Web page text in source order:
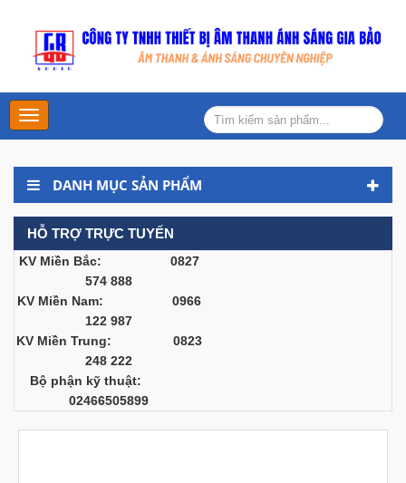
Main
Menu
DANH MỤC SẢN PHẨM
HỖ TRỢ TRỰC TUYẾN
KV Miền Bắc: 0827
574 888
KV Miền Nam: 0966
122 987
KV Miền Trung: 0823
248 222
Bộ phận kỹ thuật:
02466505899